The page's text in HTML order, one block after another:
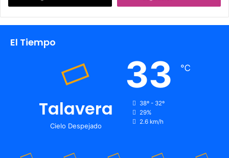
El Tiempo
Talavera
Cielo Despejado
33 ℃
38º - 32º
29%
2.6 km/h